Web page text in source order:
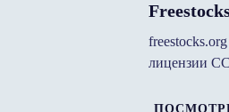
лицензии